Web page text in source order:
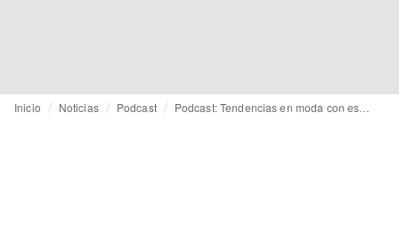
Inicio Noticias Podcast